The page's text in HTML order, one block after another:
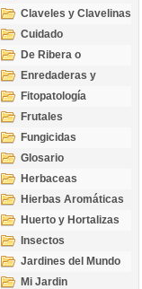
Claveles y Clavelinas
Cuidado
De Ribera o
Palustres
Enredaderas y
cubresuelos
Fitopatología
Frutales
Fungicidas
Glosario
Herbaceas
Hierbas Aromáticas
Huerto y Hortalizas
Insectos
Jardines del Mundo
Mi Jardin